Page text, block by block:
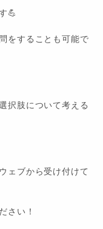
💪
をすることも可能で
択肢について考える
ェブから受け付けて
さい！